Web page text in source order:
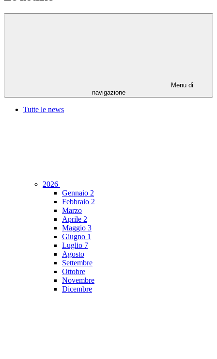
Menu di
navigazione
Tutte le news
2026
Gennaio 2
Febbraio 2
Marzo
Aprile 2
Maggio 3
Giugno 1
Luglio 7
Agosto
Settembre
Ottobre
Novembre
Dicembre